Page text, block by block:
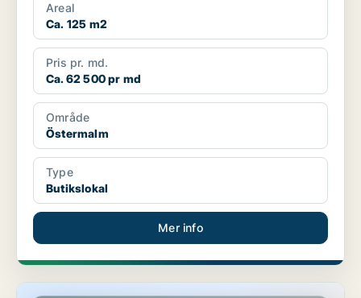
Areal
Ca. 125 m2
Pris pr. md.
Ca. 62 500 pr md
Område
Östermalm
Type
Butikslokal
Mer info
Butikslokal på Kungsholmen